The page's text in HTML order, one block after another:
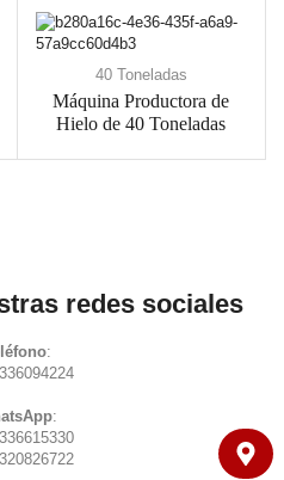
40 Toneladas
Máquina Productora de
Hielo de 40 Toneladas
redes sociales
:
: